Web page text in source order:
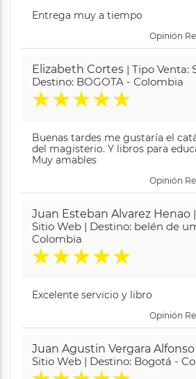
Entrega muy a tiempo
Opinión
Elizabeth Cortes | Tipo Venta:
Destino: BOGOTA - Colombia
★★★★★
Buenas tardes me gustaría el
del magisterio. Y libros para
Muy amables
Opinión
Juan Esteban Alvarez Henao
Sitio Web | Destino: belén de
Colombia
★★★★★
Excelente servicio y libro
Opinión
Juan Agustin Vergara Alfonso
Sitio Web | Destino: Bogotá -